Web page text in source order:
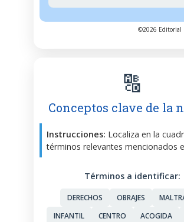
©2026 Editorial
🔠
Conceptos clave de la
Instrucciones: Localiza en la
términos relevantes mencionados
Términos a identificar:
DERECHOS OBRAJES
INFANTIL
CENTRO ACOGIDA